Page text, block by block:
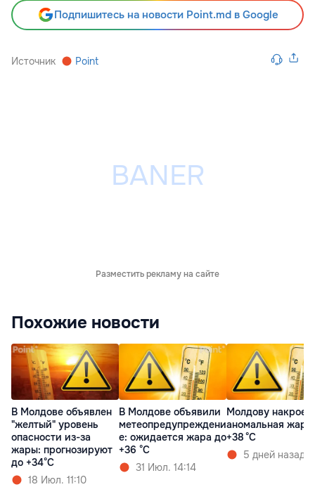
Подпишитесь на новости Point.md в Google
Источник Point
Разместить рекламу на сайте
Похожие новости
В Молдове объявлен
"желтый" уровень
опасности из-за
жары: прогнозируют
до +34°C
18 Июл. 11:10
В Молдове объявили
метеопредупреждени
е: ожидается жара до
+36 °C
31 Июл. 14:14
Молдову накроет
аномальная жара
+38 °C
5 дней назад